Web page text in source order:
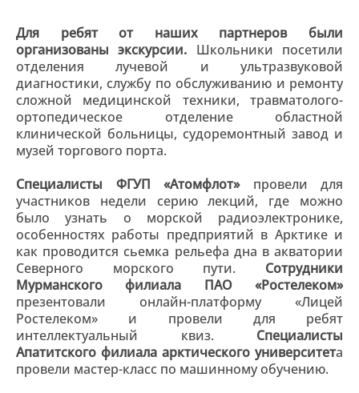
Для ребят от наших партнеров были
организованы экскурсии. Школьники посетили
отделения лучевой и ультразвуковой
диагностики, службу по обслуживанию и ремонту
сложной медицинской техники, травматолого-
ортопедическое отделение областной
клинической больницы, судоремонтный завод и
музей торгового порта.
Специалисты ФГУП «Атомфлот»провели для
участников недели серию лекций, где можно
было узнать о морской радиоэлектронике,
особенностях работы предприятий в Арктике и
как проводится сьемка рельефа дна в акватории
Северного морского пути. Сотрудники
Мурманского филиала ПАО «Ростелеком»
презентовали онлайн-платформу «Лицей
Ростелеком» и провели для ребят
интеллектуальный квиз. Специалисты
Апатитского филиала арктического университета
провели мастер-класс по машинному обучению.